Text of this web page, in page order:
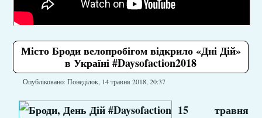
Місто Броди велопробігом відкрило «Дні Дій»
в Україні #Daysofaction2018
Опубліковано: Понеділок, 14 травня 2018, 20:37
15 травня